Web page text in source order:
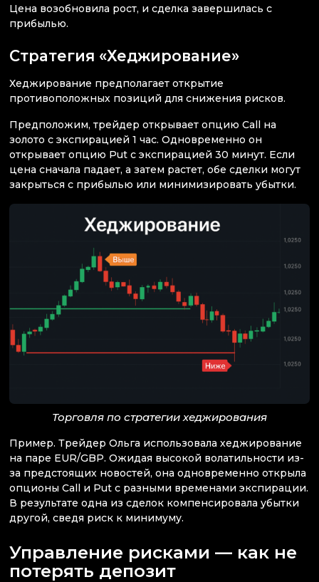
Цена возобновила рост, и сделка завершилась с
прибылью.
Стратегия «Хеджирование»
Хеджирование предполагает открытие
противоположных позиций для снижения рисков.
Предположим, трейдер открывает опцию Call на
золото с экспирацией 1 час. Одновременно он
открывает опцию Put с экспирацией 30 минут. Если
цена сначала падает, а затем растет, обе сделки могут
закрыться с прибылью или минимизировать убытки.
Торговля по стратегии хеджирования
Пример. Трейдер Ольга использовала хеджирование
на паре EUR/GBP. Ожидая высокой волатильности из-
за предстоящих новостей, она одновременно открыла
опционы Call и Put с разными временами экспирации.
В результате одна из сделок компенсировала убытки
другой, сведя риск к минимуму.
Управление рисками — как не
потерять депозит